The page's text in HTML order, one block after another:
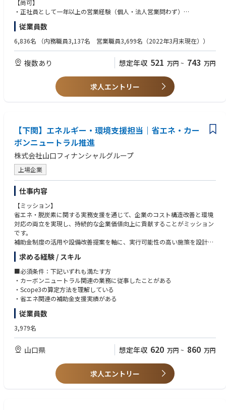
・当社代理店※の経営・販売支援・育成・教育業務(顧客マーケットの分
析/販促方法の提案/商品知識の提供等)を担当。※当社代理店：税理士代理
店、損保代理店、金融機関等
・チームでの協働（個人での目標設定はなし）
・営業職員の育成・支援・管理・採用等、マネジメント業務全般を担当。
※営業職員としての採用ではありません。
しかし、ご自身のキャリアで東京への就業でキャリアチェンジすることも
可能です。
詳しくは下記キャリアパスの例をご参照ください。
■配属について 下記エリアで転居を伴う転勤はなし ※各拠点募集中！
※各拠点で若干名採用です。
【首都圏】
東京都豊島区東池袋１－５－６ ビック池袋東口ビル８階「東京北ＴＫＣ
企業保険支社」
東京都中央区日本橋小網町１７－１０ 日本橋小網町スクエアビル８階「東
京税理士推進支社」
千葉市中央区新宿２－５－３ 千葉大同生命ビル６階「千葉税理士推進支
社」
【北海道】
札幌市中央区北三条西３－１ 大同生命札幌ビル１２階「北海道ＴＫＣ企
業保険支社」
旭川市四条通１０－左７ アルファ旭川ビル２階「北海道ＴＫＣ企業保険
支社 道北推進課」
【関信越地区】
新潟県新潟市中央区上大川前通六番町１２１４－２ 大同生命新潟ビル３
階「東日本税理士推進支社北関東信越税理士推進営業部 新潟推進課」
松本市本庄１－３－１０ 松本博労町ビル３階「長野ＴＫＣ企業保険支
長野市南千歳１－１２－７ 新正和ビル５階「長野ＴＫＣ企業保険支社
【尚可】
・正社員として一年以上の営業経験（個人・法人営業問わず）
・金融機関での営業経験
従業員数
6,836名 （内務職員3,137名 営業職員3,699名（2022年3月末現在））
複数あり 想定年収 521 万円 ~ 743 万円
求人エントリー
【下関】エネルギー・環境支援担当｜省エネ・カー
ボンニュートラル推進
株式会社山口フィナンシャルグループ
上場企業
仕事内容
【ミッション】
省エネ・脱炭素に関する実務支援を通じて、企業のコスト構造改善と環境
対応の両立を実現し、持続的な企業価値向上に貢献することがミッション
です。
補助金制度の活用や設備改善提案を軸に、実行可能性の高い施策を設計・
推進するとともに、行政・地域との連携を通じた面的なGX推進にも関与
し、地域全体の脱炭素化をリードする役割を担っていただきます。
【業務内容】
・国・自治体等が実施する省エネ関連補助金制度の調査・整理
・補助金活用業務の内製化に向けた業務設計・運用支援
・事業者が保有する設備（空調、照明、生産設備 等）の把握および稼働状
・省エネ・脱炭素に向けた改善余地の診断および提案
・補助金申請を見据えた施策検討および事業者支援
・行政・自治体・関係機関と連携したカーボンニュートラルに関する面的
・地域企業への情報発信・啓発活動の支援
・企業価値と社会価値の両方に貢献できる仕事
求める経験 / スキル
■必須条件：下記いずれも満たす方
・カーボンニュートラル関連の業務に従事したことがある
・Scope3の算定方法を理解している
・省エネ関連の補助金支援実績がある
従業員数
3,979名
山口県 想定年収 620 万円 ~ 860 万円
求人エントリー